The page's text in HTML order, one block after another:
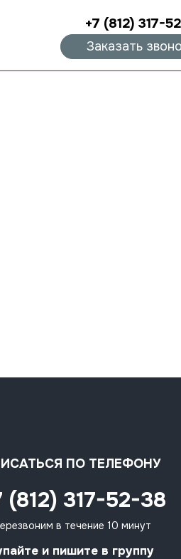
+7 (812) 317-
Заказать
ПО ТЕЛЕФОНУ
(812) 317-52-38
в течение 10 минут
и пишите в группу